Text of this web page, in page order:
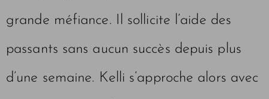
grande méfiance. Il sollicite l’aide des
passants sans aucun succès depuis plus
d’une semaine. Kelli s’approche alors avec